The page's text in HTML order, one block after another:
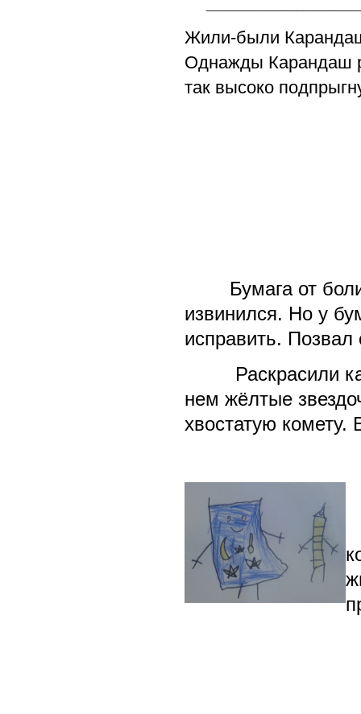
Жили-были
Однажды Карандаш
так высоко
Бумага от боли
извинился. Но у
исправить.
Раскрасили
нем жёлтые
хвостатую